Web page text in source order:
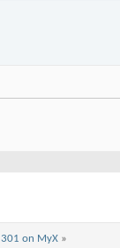
301 on MyX »